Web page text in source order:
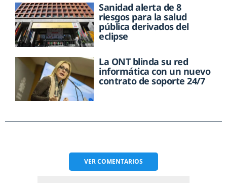
Sanidad alerta de 8
riesgos para la salud
pública derivados del
eclipse
La ONT blinda su red
informática con un nuevo
contrato de soporte 24/7
VERCOMENTARIOS